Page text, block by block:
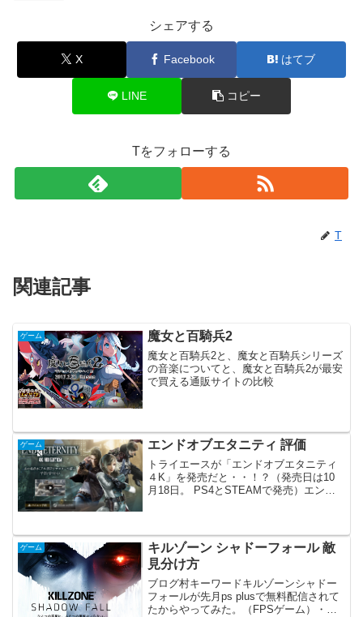
シェアする
X Facebook はてブ
LINE コピー
Tをフォローする
T
関連記事
ゲーム 魔女と百騎兵2
魔女と百騎兵2と、魔女と百騎兵シリーズ
の音楽についてと、魔女と百騎兵2が最安
で買える通販サイトの比較
ゲーム エンドオブエタニティ 評価
トライエースが「エンドオブエタニティ
４K」を発売だと・・！？（発売日は10
月18日。 PS4とSTEAMで発売）エンド
想・評...
ゲーム
キルゾーン シャドーフォール 敵
見分け方
ブログ村キーワードキルゾーンシャドー
フォールが先月ps plusで無料配信されて
たからやってみた。（FPSゲーム）・・